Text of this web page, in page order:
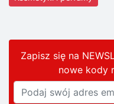
Zapisz się na
nowe kody